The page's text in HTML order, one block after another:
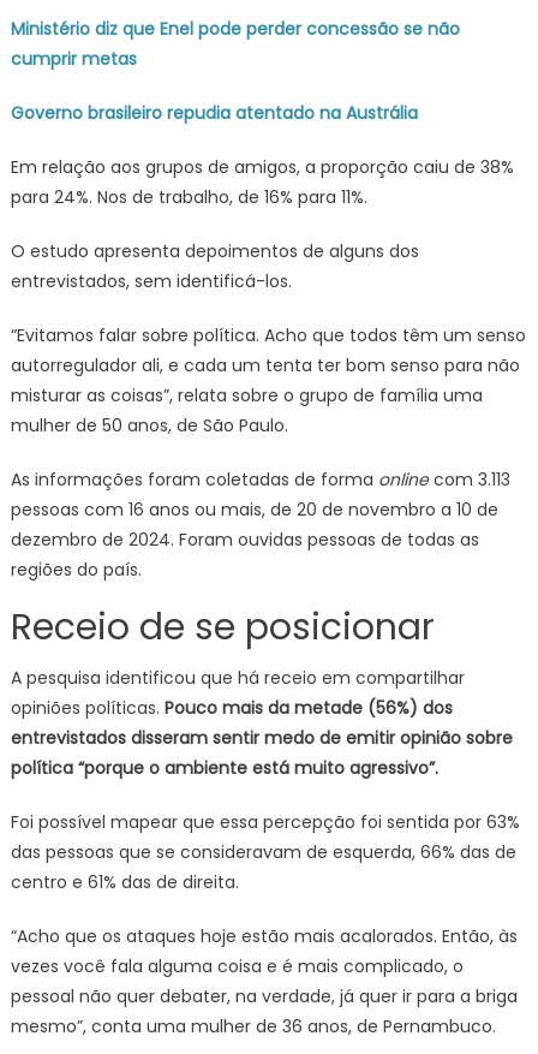
Ministério diz que Enel pode perder concessão se não
cumprir metas
Governo brasileiro repudia atentado na Austrália
Em relação aos grupos de amigos, a proporção caiu de 38%
para 24%. Nos de trabalho, de 16% para 11%.
O estudo apresenta depoimentos de alguns dos
entrevistados, sem identificá-los.
“Evitamos falar sobre política. Acho que todos têm um senso
autorregulador ali, e cada um tenta ter bom senso para não
misturar as coisas”, relata sobre o grupo de família uma
mulher de 50 anos, de São Paulo.
As informações foram coletadas de forma onlinecom 3.113
pessoas com 16 anos ou mais, de 20 de novembro a 10 de
dezembro de 2024. Foram ouvidas pessoas de todas as
regiões do país.
Receio de se posicionar
A pesquisa identificou que há receio em compartilhar
opiniões políticas. Pouco mais da metade (56%) dos
entrevistados disseram sentir medo de emitir opinião sobre
política “porque o ambiente está muito agressivo”.
Foi possível mapear que essa percepção foi sentida por 63%
das pessoas que se consideravam de esquerda, 66% das de
centro e 61% das de direita.
“Acho que os ataques hoje estão mais acalorados. Então, às
vezes você fala alguma coisa e é mais complicado, o
pessoal não quer debater, na verdade, já quer ir para a briga
mesmo”, conta uma mulher de 36 anos, de Pernambuco.